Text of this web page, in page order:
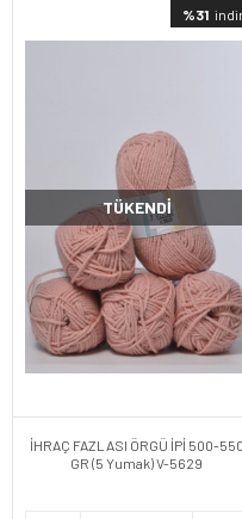
%31
TÜKENDI
İHRAÇ FAZLASI ÖRGÜ İPİ 500-550
GR (5 Yumak) V-5629